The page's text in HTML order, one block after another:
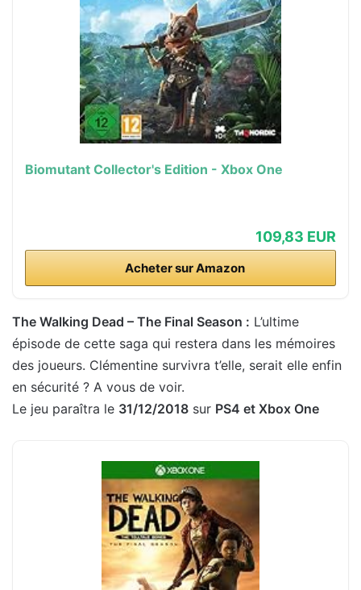
Biomutant Collector's Edition - Xbox One
109,83 EUR
Acheter sur Amazon
The Walking Dead – The Final Season : L’ultime
épisode de cette saga qui restera dans les mémoires
des joueurs. Clémentine survivra t’elle, serait elle enfin
en sécurité ? A vous de voir.
Le jeu paraîtra le 31/12/2018 sur PS4 et Xbox One